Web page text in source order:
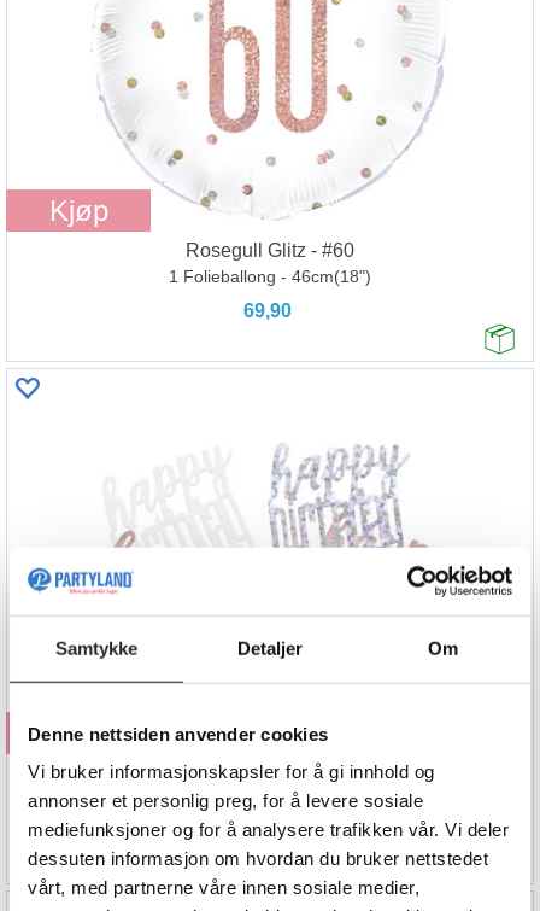
Samtykke Detaljer Om
Denne nettsiden anvender cookies
Vi bruker informasjonskapsler for å gi innhold og
annonser et personlig preg, for å levere sosiale
mediefunksjoner og for å analysere trafikken vår. Vi deler
dessuten informasjon om hvordan du bruker nettstedet
vårt, med partnerne våre innen sosiale medier,
Kjøp
Rosegull Glitz - #60
1 Folieballong - 46cm(18")
69,90
Kjøp
Konfetti - "Happy Birthday" - Rosegull
15g
29,90